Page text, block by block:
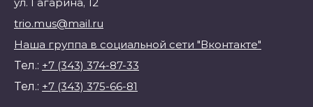
trio.mus@mail.ru
Наша группа в социальной сети "Вконтакте"
Тел.: +7 (343) 374-87-33
Тел.: +7 (343) 375-66-81